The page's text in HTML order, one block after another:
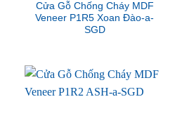
Cửa Gỗ Chống Cháy MDF
Veneer P1R5 Xoan Đào-a-
SGD